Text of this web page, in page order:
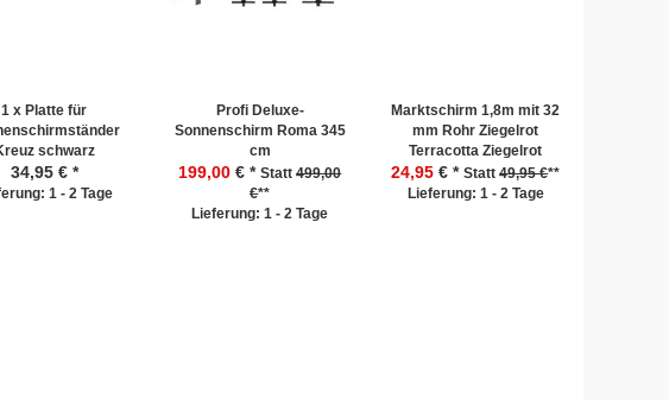
1 x Platte für
schwarz
34,95€ *
1 - 2 Tage
Profi Deluxe-
Sonnenschirm Roma 345
cm
199,00 € *Statt499,00
€**
Lieferung: 1 - 2 Tage
Marktschirm 1,8m mit 32
mm Rohr Ziegelrot
Terracotta Ziegelrot
24,95 € *Statt49,95 €**
Lieferung: 1 - 2 Tage